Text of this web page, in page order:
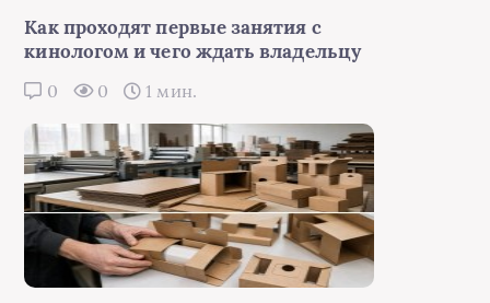
Как проходят первые занятия с
кинологом и чего ждать владельцу
0 0 1 мин.